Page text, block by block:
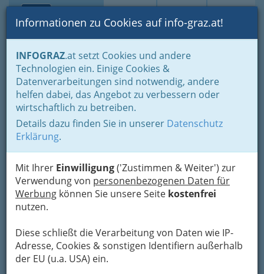
Suche Login Toggle
Informationen zu Cookies auf info-graz.at!
INFOGRAZ.at setzt Cookies und andere
Technologien ein. Einige Cookies &
Datenverarbeitungen sind notwendig, andere
helfen dabei, das Angebot zu verbessern oder
wirtschaftlich zu betreiben.
Details dazu finden Sie in unserer Datenschutz
Erklärung.
Mit Ihrer Einwilligung('Zustimmen & Weiter') zur
Verwendung von personenbezogenen Daten für
Werbung können Sie unsere Seite kostenfrei
nutzen.
Diese schließt die Verarbeitung von Daten wie IP-
Adresse, Cookies & sonstigen Identifiern außerhalb
der EU (u.a. USA) ein.
Home Branchen
Einkaufen & Schenken - der Handel
Der Handel nach WKO-Gliederung
Radio- & Elektrohandel
Handel mit Elektroinstallationsmaterial
Handel mit
Elektroinstallationsmaterial
Sie sind auf Ihrer Baustelle nun endlich zu den elektrischen
Leitungen angekommen bzw. sind nun bereit die Elektronik zu
installieren. Elektroinstallationsmaterial wie Lichtschalter,
Steckdosen, Verteiler, Sicherungskästen, e-Leitungen, und
vieles mehr werden Sie dann wohl benötigen.
Bezirksauswahl
Alle Bezirke